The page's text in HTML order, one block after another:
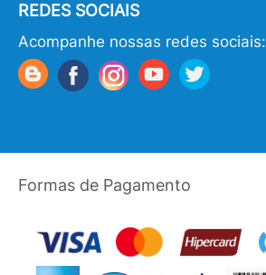
REDES SOCIAIS
Acompanhe nossas redes sociais:
Formas de Pagamento